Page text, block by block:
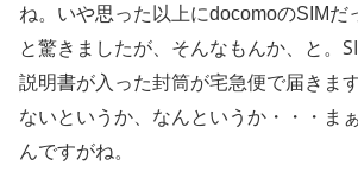
ね。いや思った以上にdocomoのSIMだ
と驚きましたが、そんなもんか、と。
説明書が入った封筒が宅急便で届きま
ないというか、なんというか・・・ま
んですがね。